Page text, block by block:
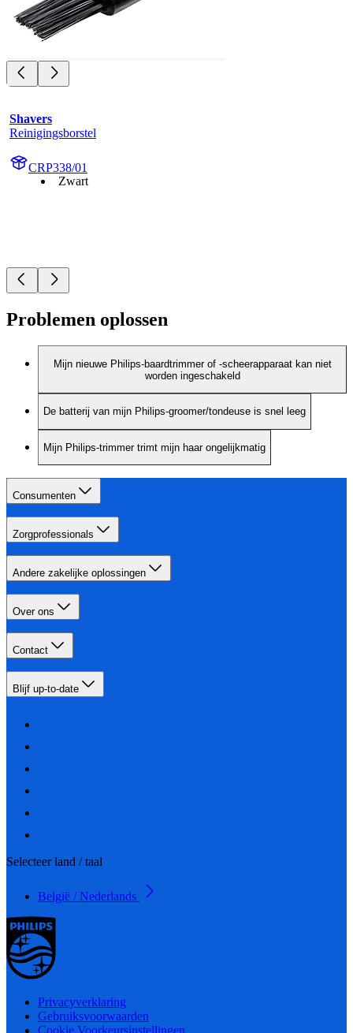
Shavers
Reinigingsborstel
CRP338/01
Zwart
Problemen oplossen
Mijn nieuwe Philips-baardtrimmer of -scheerapparaat kan niet
worden ingeschakeld
De batterij van mijn Philips-groomer/tondeuse is snel leeg
Mijn Philips-trimmer trimt mijn haar ongelijkmatig
Consumenten
Zorgprofessionals
Andere zakelijke oplossingen
Over ons
Contact
Blijf up-to-date
Selecteer land / taal
België / Nederlands
Privacyverklaring
Gebruiksvoorwaarden